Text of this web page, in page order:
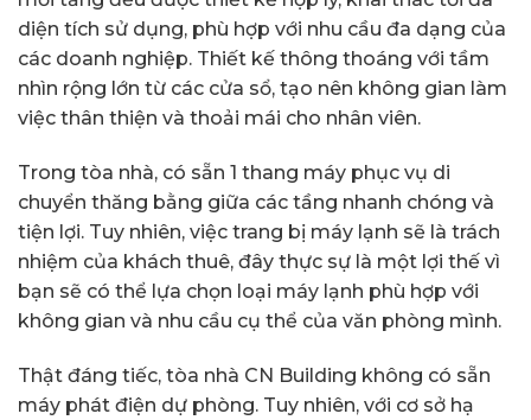
diện tích sử dụng, phù hợp với nhu cầu đa dạng của
các doanh nghiệp. Thiết kế thông thoáng với tầm
nhìn rộng lớn từ các cửa sổ, tạo nên không gian làm
việc thân thiện và thoải mái cho nhân viên.
Trong tòa nhà, có sẵn 1 thang máy phục vụ di
chuyển thăng bằng giữa các tầng nhanh chóng và
tiện lợi. Tuy nhiên, việc trang bị máy lạnh sẽ là trách
nhiệm của khách thuê, đây thực sự là một lợi thế vì
bạn sẽ có thể lựa chọn loại máy lạnh phù hợp với
không gian và nhu cầu cụ thể của văn phòng mình.
Thật đáng tiếc, tòa nhà CN Building không có sẵn
máy phát điện dự phòng. Tuy nhiên, với cơ sở hạ